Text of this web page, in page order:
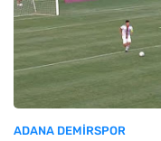
ADANA DEMIRSPOR